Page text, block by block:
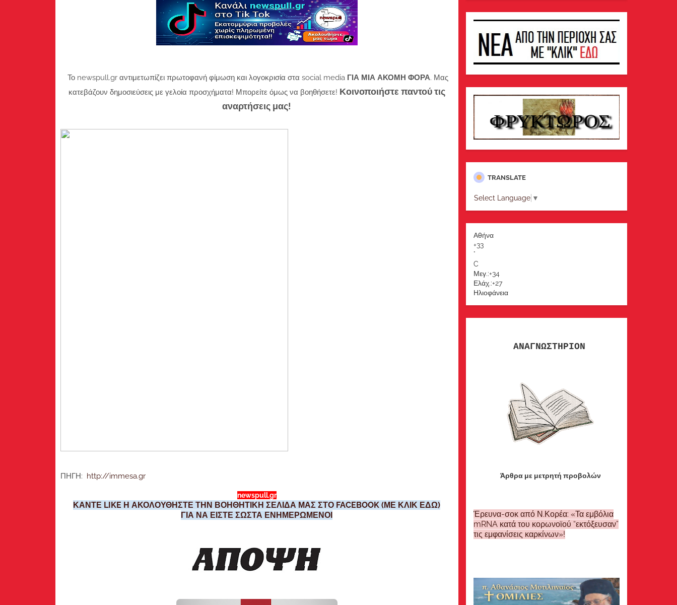
Το newspull.gr αντιμετωπίζει πρωτοφανή φίμωση και λογοκρισία στα social media ΓΙΑ ΜΙΑ ΑΚΟΜΗ ΦΟΡΑ. Μας
κατεβάζουν δημοσιεύσεις με γελοία προσχήματα! Μπορείτε όμως να βοηθήσετε! Κοινοποιήστε παντού τις
αναρτήσεις μας!
ΠΗΓΗ: http://immesa.gr
newspull.gr
ΚΑΝΤΕ LIKE Η ΑΚΟΛΟΥΘΗΣΤΕ ΤΗΝ ΒΟΗΘΗΤΙΚΗ ΣΕΛΙΔΑ ΜΑΣ ΣΤΟ FACEBOOK (ΜΕ ΚΛΙΚ ΕΔΩ)
ΓΙΑ ΝΑ ΕΙΣΤΕ ΣΩΣΤΑ ΕΝΗΜΕΡΩΜΕΝΟΙ
TRANSLATE
Select Language ▼
Αθήνα
+33
°
C
Μεγ.:+34
Ελάχ.:+27
Ηλιοφάνεια
ΑΝΑΓΝΩΣΤΗΡΙΟΝ
Άρθρα με μετρητή προβολών
Έρευνα-σοκ από Ν.Κορέα: «Τα εμβόλια
mRNA κατά του κορωνοϊού “εκτόξευσαν”
τις εμφανίσεις καρκίνων»!